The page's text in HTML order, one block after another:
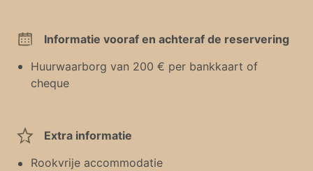
Informatie vooraf en achteraf de reservering
Huurwaarborg van 200 € per bankkaart of
cheque
Extra informatie
Rookvrije accommodatie